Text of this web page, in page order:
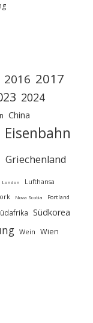
2016 2017
2024
China
Eisenbahn
Griechenland
London Lufthansa
Nova Scotia Portland
Südkorea
Wein Wien